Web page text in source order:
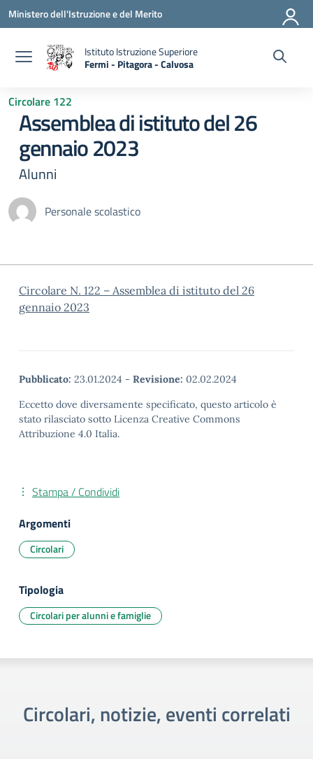
Vai ai contenuti
Vai al menu di navigazione
Vai al footer
Ministero dell'Istruzione e del Merito
Istituto Istruzione Superiore
Fermi - Pitagora - Calvosa
— Visita la pagina iniziale della scuola
Circolare 122
Assemblea di istituto del 26
gennaio 2023
Alunni
Personale scolastico
Circolare N. 122 – Assemblea di istituto del 26
gennaio 2023
Pubblicato: 23.01.2024 - Revisione: 02.02.2024
Eccetto dove diversamente specificato, questo articolo è
stato rilasciato sotto Licenza Creative Commons
Attribuzione 4.0 Italia.
Stampa / Condividi
Argomenti
Circolari
Tipologia
Circolari per alunni e famiglie
Circolari, notizie, eventi correlati